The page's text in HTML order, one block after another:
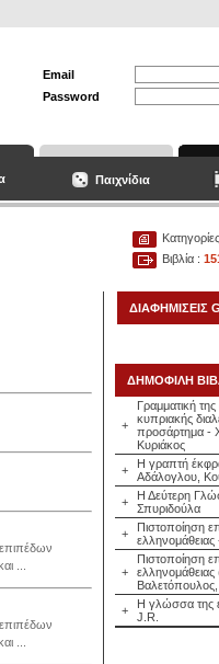
Email
Password
Παιχνίδια
Βιβλία :
...
...
ΔΙΑΦΗΜΙΣΕΙΣ
ΔΗΜΟΦΙΛΗ
+
Γραμματική
κυπριακής
προσάρτημα -
Κυριάκος
+
Η γραπτή
Αδάλογλου,
+
Η Δεύτερη
Σπυριδούλα
+
Πιστοποίηση
+
Πιστοποίηση
ελληνομάθειας
Βαλετόπουλος,
+
Η γλώσσα της
J.R.